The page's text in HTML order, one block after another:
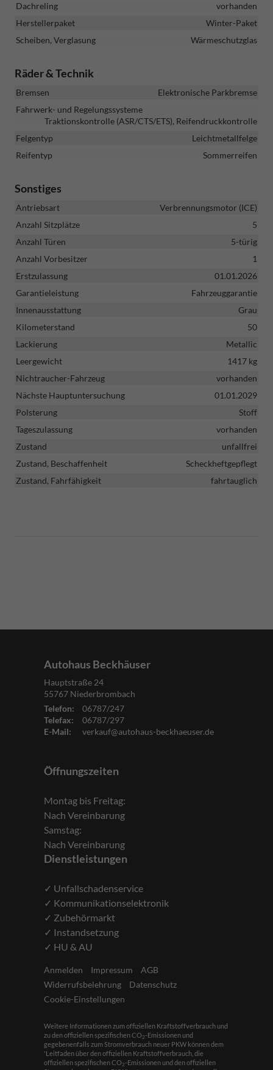
Dachreling
vorhanden
Herstellerpaket
Winter-Paket
Scheiben, Verglasung
Wärmeschutzglas
Räder & Technik
Bremsen
Elektronische Parkbremse
Fahrwerk- und Regelungssysteme
Traktionskontrolle (ASR/CTS/ETS), Reifendruckkontrolle
Felgentyp
Leichtmetallfelge
Reifentyp
Sommerreifen
Sonstiges
Antriebsart
Verbrennungsmotor (ICE)
Anzahl Sitzplätze
5
Anzahl Türen
5-türig
Anzahl Vorbesitzer
1
Erstzulassung
01.01.2026
Garantieleistung
Fahrzeuggarantie
Innenausstattung
Grau
Kilometerstand
50
Lackierung
Metallic
Leergewicht
1417 kg
Nichtraucher-Fahrzeug
vorhanden
Nächste Hauptuntersuchung
01.01.2029
Polsterung
Stoff
Tageszulassung
vorhanden
Zustand
unfallfrei
Zustand, Beschaffenheit
Scheckheftgepflegt
Zustand, Fahrfähigkeit
fahrtauglich
Autohaus Beckhäuser
Hauptstraße 24
55767 Niederbrombach
Telefon:
06787/247
Telefax:
06787/297
E-Mail:
verkauf@autohaus-beckhaeuser.de
Öffnungszeiten
Montag bis Freitag:
Nach Vereinbarung
Samstag:
Nach Vereinbarung
Dienstleistungen
✓ Unfallschadenservice
✓ Kommunikationselektronik
✓ Zubehörmarkt
✓ Instandsetzung
✓ HU & AU
Anmelden Impressum
AGB
Widerrufsbelehrung
Datenschutz
Cookie-Einstellungen
Weitere Informationen zum offiziellen Kraftstoffverbrauch und
zu den offiziellen spezifischen CO 2-Emissionen und
gegebenenfalls zum Stromverbrauch neuer PKW können dem
'Leitfaden über den offiziellen Kraftstoffverbrauch, die
offiziellen spezifischen CO 2-Emissionen und den offiziellen